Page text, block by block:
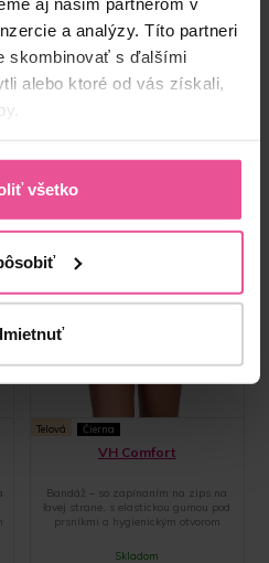
a analýzy. Títo partneri
skombinovať s ďalšími
alebo ktoré od vás získali,
všetko
Telová Čierna
VH Comfort
Bandáž – so zapínaním na zips na
ľavej strane, s elastickou gumou pod
prsníkmi a hygienickým otvorom
Skladom